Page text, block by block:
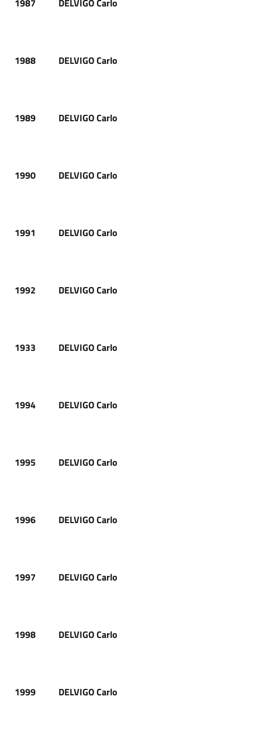
1988 DELVIGO Carlo
1989 DELVIGO Carlo
1990 DELVIGO Carlo
1991 DELVIGO Carlo
1992 DELVIGO Carlo
1933 DELVIGO Carlo
1994 DELVIGO Carlo
1995 DELVIGO Carlo
1996 DELVIGO Carlo
1997 DELVIGO Carlo
1998 DELVIGO Carlo
1999 DELVIGO Carlo